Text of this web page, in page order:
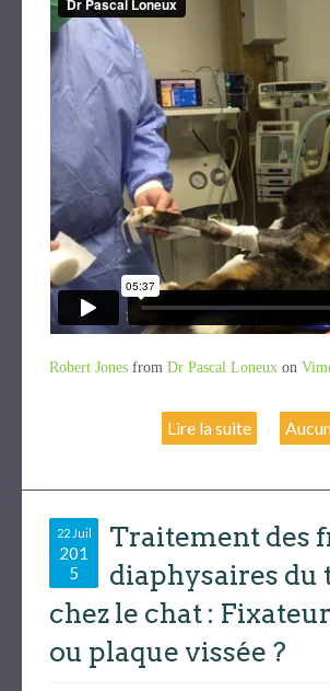
Robert Jones from Dr Pascal Loneux on
Lire la suite
22 Juil
201
5
Traitement des
diaphysaires du
chez le chat :
ou plaque vissée ?